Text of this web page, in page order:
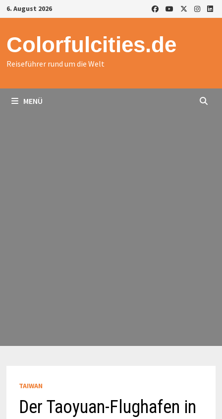
Zurück
zum
6. August 2026
Colorfulcities.de
Reiseführer rund um die Welt
MENÜ
TAIWAN
Der Taoyuan-Flughafen in